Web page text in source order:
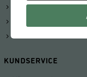
Beställningar
KUNDSERVICE